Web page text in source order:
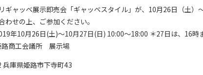
ギャッベ展示即売会「ギャッベスタイル」が、10月26日（土
わせの上、ご参加ください。
10月26日(土)～10月27日(日) 10:00～18:00 ＊27日は、16時
商工会議所 展示場
兵庫県姫路市下寺町43